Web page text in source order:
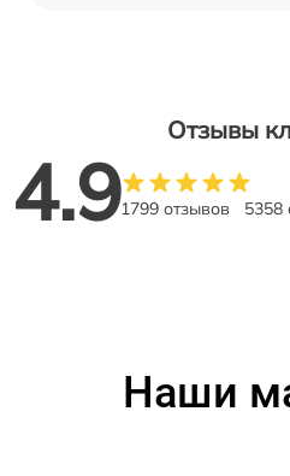
Отзывы
4.91799 отзывов 5358
Наши